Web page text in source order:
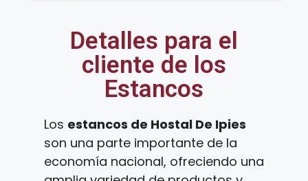
Detalles para el
cliente de los
Estancos
Los estancos de Hostal De Ipies
son una parte importante de la
economía nacional, ofreciendo una